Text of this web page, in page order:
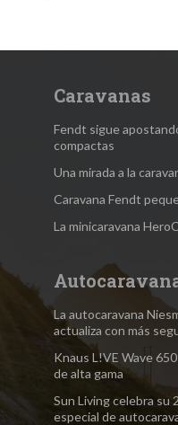
Caravanas
Fendt sigue
compactas
Una mirada a la
Caravana Fendt
La minicaravana
La autocaravana
actualiza con más
Knaus L!VE Wave
de alta gama
Sun Living celebra su
especial de